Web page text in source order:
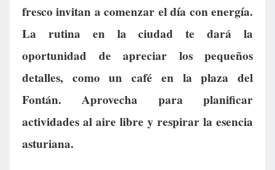
fresco invitan a comenzar el día con energía.
La rutina en la ciudad te dará la
oportunidad de apreciar los pequeños
detalles, como un café en la plaza del
Fontán. Aprovecha para planificar
actividades al aire libre y respirar la esencia
asturiana.